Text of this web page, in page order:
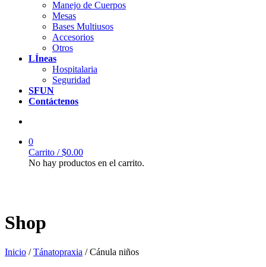
Manejo de Cuerpos
Mesas
Bases Multiusos
Accesorios
Otros
LÍneas
Hospitalaria
Seguridad
SFUN
Contáctenos
0
Carrito /$0.00
No hay productos en el carrito.
Shop
Inicio /Tánatopraxia / Cánula niños